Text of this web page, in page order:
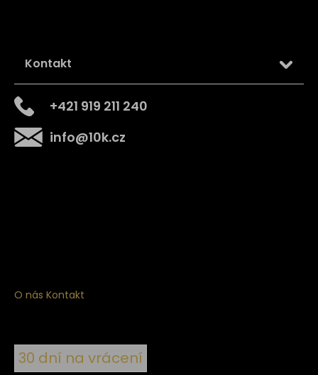
Kontakt
info@10k.cz
+421 919 211 240
O nás Kontakt
30 dní na vrácení